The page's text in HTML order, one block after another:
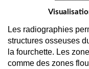
Les radiographies
structures osseuses
la fourchette. Les
comme des zones